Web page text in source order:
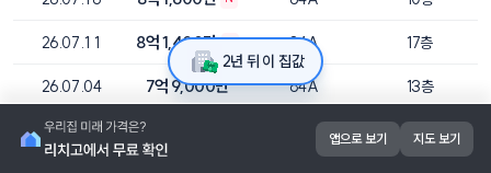
26.07.11 8억 1,400만 N 84A 17층
26.07.04 7억 9,000만 84A 13층
26.06.11 84A 23층
2년 뒤 이 집값
앱으로 보기 지도 보기